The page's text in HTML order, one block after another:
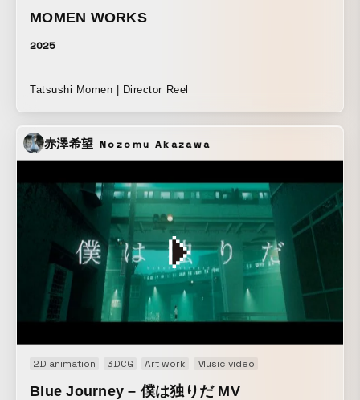
を頂きました。
MOMEN WORKS
2025
Tatsushi Momen | Director Reel
赤澤希望 Nozomu Akazawa
2D animation 3DCG Art work Music video
Blue Journey – 僕は独りだ MV